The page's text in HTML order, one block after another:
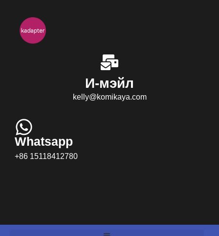
И-мэйл
kelly@komikaya.com
Whatsapp
+86 15118412780